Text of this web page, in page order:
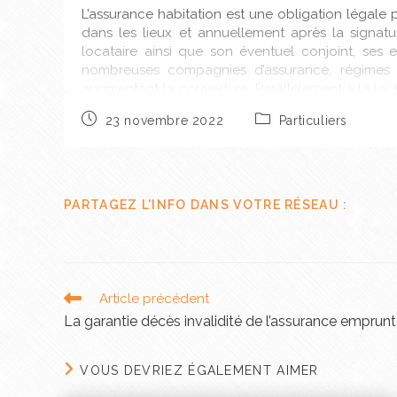
L’assurance habitation est une obligation
dans les lieux et annuellement après la
locataire ainsi que son éventuel conjoint, ses
nombreuses compagnies d’assurance,
augmentant la couverture. Parallèlement à la
trouver les
différentes offres du marché et ainsi réaliser des
adaptée
Votre courtier en assurances vous remettra
23 novembre 2022 Particuliers
PARTAGEZ L'INFO DANS VOTRE RÉSEAU :
Article précédent
La garantie décès invalidité de l’assurance
VOUS DEVRIEZ ÉGALEMENT AIMER